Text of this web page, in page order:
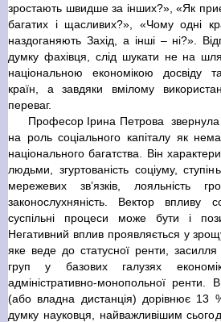
зростають швидше за інших?», «Як
багатих і щасливих?», «Чому одні
наздоганяють Захід, а інші – ні?».
думку фахівця, слід шукати не на
національною економікою досвіду
країн, а завдяки вмілому
переваг.
Професор Ірина Петрова звернула
на роль соціального капіталу як
національного багатства. Він
людьми, згуртованість соціуму,
мережевих зв’язків, лояльність
законослухняність. Вектор впливу
суспільні процеси може бути і
Негативний вплив проявляється у
яке веде до статусної ренти,
груп у базових галузях
адміністративно-монопольної ренти.
(або владна дистанція) дорівнює 13
думку науковця, найважливішим